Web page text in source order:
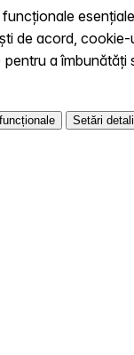
de acord, cookie-
a îmbunătăți
Setări